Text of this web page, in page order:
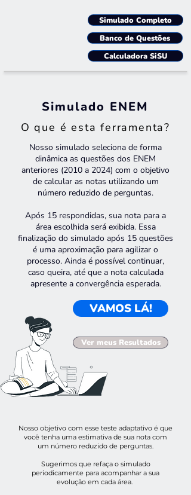
Simulado Completo
Calculadora SiSU
Banco de Questões
Simulado ENEM
O que é esta ferramenta?
Nosso simulado seleciona de forma
dinâmica as questões dos ENEM
anteriores (2010 a 2024) com o objetivo
de calcular as notas utilizando um
número reduzido de perguntas.
Após 15 respondidas, sua nota para a
área escolhida será exibida. Essa
finalização do simulado após 15 questões
é uma aproximação para agilizar o
processo. Ainda é possível continuar,
caso queira, até que a nota calculada
apresente a convergência esperada.
VAMOS LÁ!
Ver meus Resultados
Nosso objetivo com esse teste adaptativo é que
você tenha uma estimativa de sua nota com
um número reduzido de perguntas.
Sugerimos que refaça o simulado
periodicamente para acompanhar a sua
evolução em cada área.